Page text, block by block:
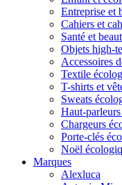
Entreprise et
Cahiers et
Santé et
Objets high-
Accessoires
Textile
T-shirts et
Sweats
Haut-
Chargeurs
Porte-clés
Noël
Marques
Alexluca